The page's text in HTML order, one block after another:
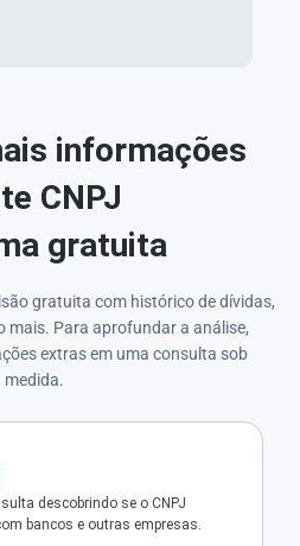
informações
CNPJ
gratuita
gratuita com histórico de dívidas,
mais. Para aprofundar a análise,
extras em uma consulta sob
medida.
descobrindo se o CNPJ
bancos e outras empresas.